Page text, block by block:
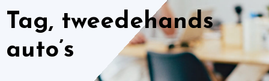
Tag, tweedehands
auto’s